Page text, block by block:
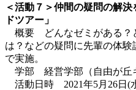
＜活動７＞仲間の疑問の解
ドツアー」
概要 どんなゼミがある？
は？などの疑問に先輩の体
で実施。
学部 経営学部（自由が丘
活動日時 2021年5月26日(